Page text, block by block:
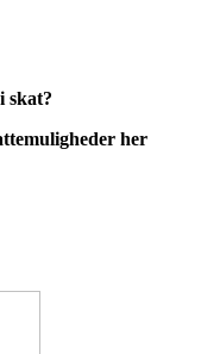
skat?
her